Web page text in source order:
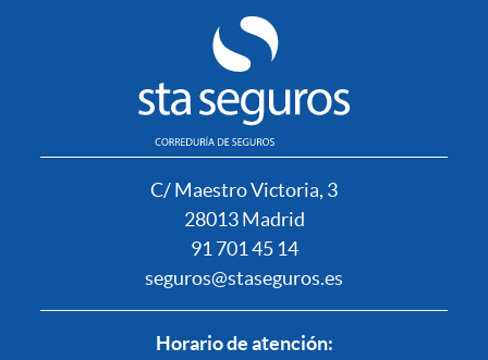
C/ Maestro Victoria, 3
28013 Madrid
91 701 45 14
seguros@staseguros.es
Horario de atención: